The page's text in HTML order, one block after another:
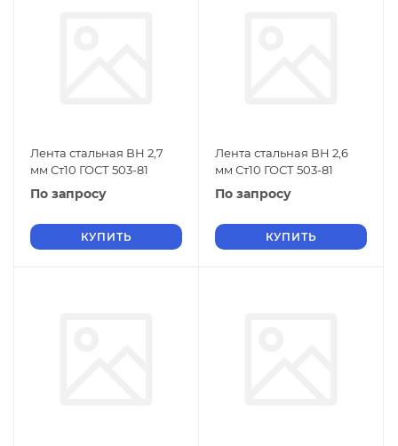
Лента стальная ВН 2,7
мм Ст10 ГОСТ 503-81
По запросу
КУПИТЬ
Лента стальная ВН 2,6
мм Ст10 ГОСТ 503-81
По запросу
КУПИТЬ